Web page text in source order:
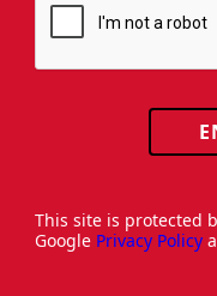
This site is protected
Google Privacy Policy